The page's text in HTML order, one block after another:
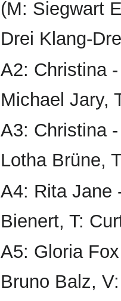
(M: Siegwart
Drei Klang-
A2: Christina
Michael Jary,
A3: Christina
Lotha Brüne,
A4: Rita Jane
Bienert, T:
A5: Gloria
Bruno Balz,